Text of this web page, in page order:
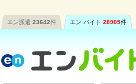
エン派遣 23642件 エン バイト 28905件